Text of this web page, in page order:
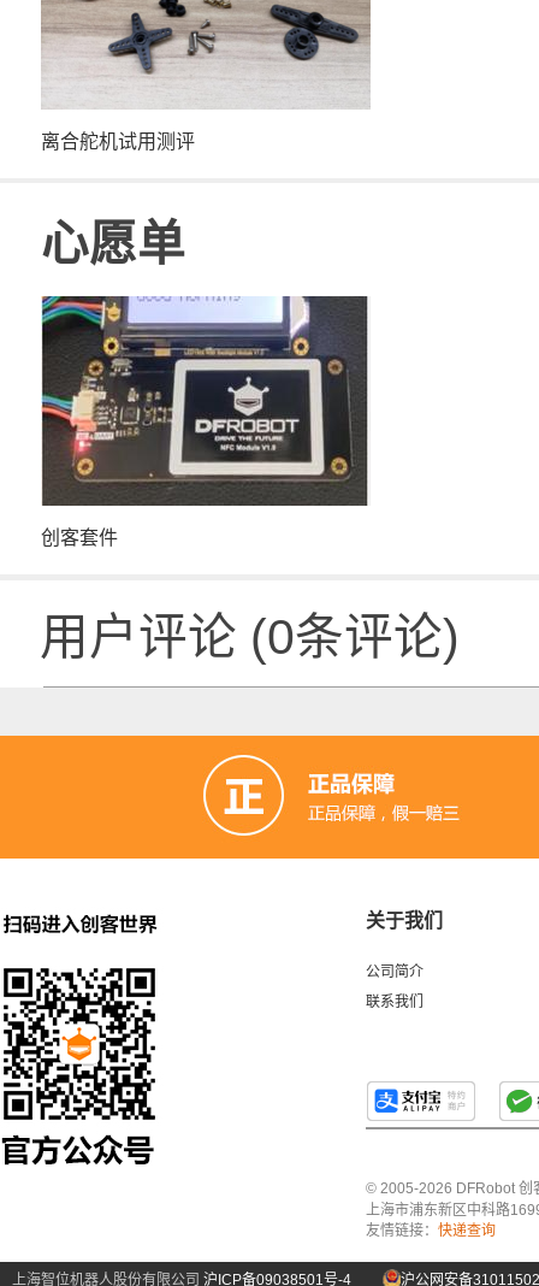
离合舵机试用测评
心愿单
创客套件
用户评论 (0条评论)
关于我们
公司简介
联系我们
© 2005-2026 DFRobot 创
上海市浦东新区中科路
友情链接： 快递查询
上海智位机器人股份有限公司 沪ICP备09038501号-4 沪公网安备